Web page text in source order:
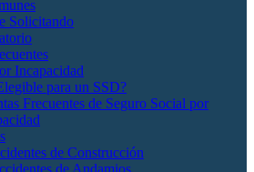
Solicitando
Incapacidad
para un SSD?
Frecuentes de Seguro Social por
de Construcción
de Andamios